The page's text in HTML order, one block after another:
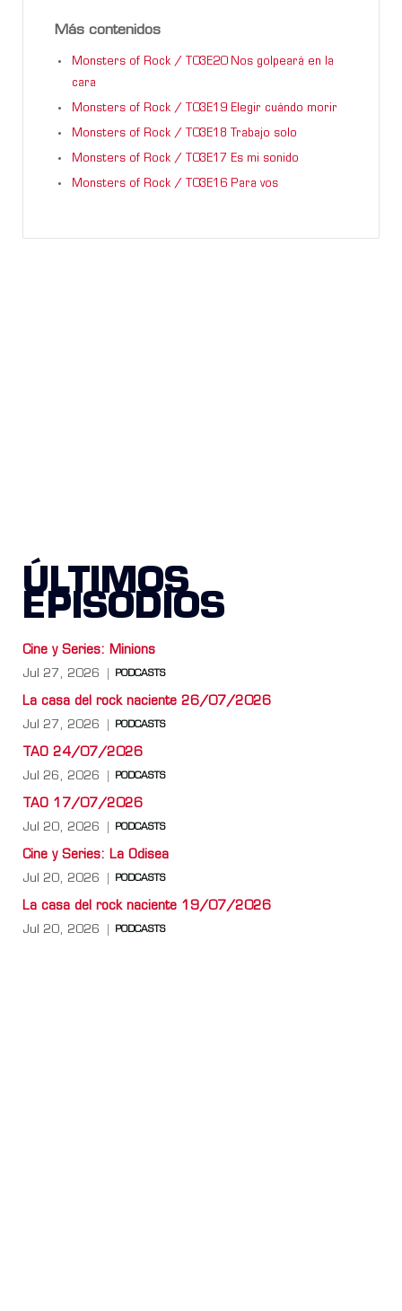
Más contenidos
Monsters of Rock / T03E20 Nos golpeará en la
cara
Monsters of Rock / T03E19 Elegir cuándo morir
Monsters of Rock / T03E18 Trabajo solo
Monsters of Rock / T03E17 Es mi sonido
Monsters of Rock / T03E16 Para vos
ÚLTIMOS
EPISODIOS
Cine y Series: Minions
Jul 27, 2026 PODCASTS
La casa del rock naciente 26/07/2026
Jul 27, 2026 PODCASTS
TAO 24/07/2026
Jul 26, 2026 PODCASTS
TAO 17/07/2026
Jul 20, 2026 PODCASTS
Cine y Series: La Odisea
Jul 20, 2026 PODCASTS
La casa del rock naciente 19/07/2026
Jul 20, 2026 PODCASTS